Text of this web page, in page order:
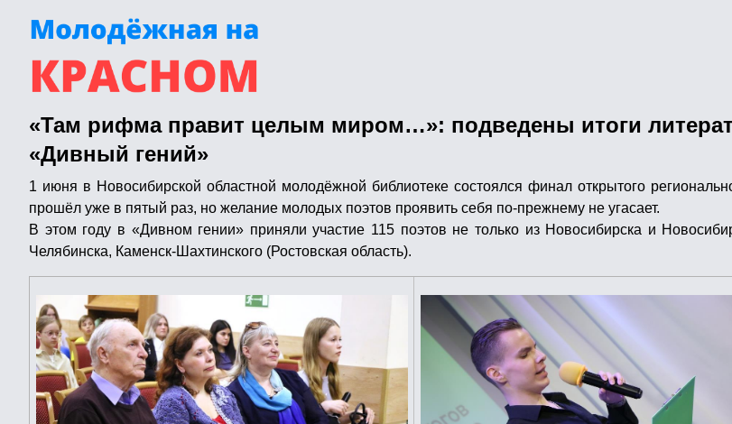
«Там рифма правит целым миром…»: подведены итоги
«Дивный гений»
1 июня в Новосибирской областной молодёжной библиотеке состоялся финал открытого
прошёл уже в пятый раз, но желание молодых поэтов проявить себя по-прежнему не угасает.
В этом году в «Дивном гении» приняли участие 115 поэтов не только из Новосибирска и
Челябинска, Каменск-Шахтинского (Ростовская область).